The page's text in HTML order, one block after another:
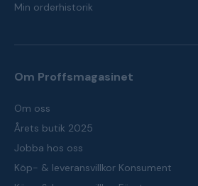
Min orderhistorik
Om Proffsmagasinet
Om oss
Årets butik 2025
Jobba hos oss
Köp- & leveransvillkor Konsument